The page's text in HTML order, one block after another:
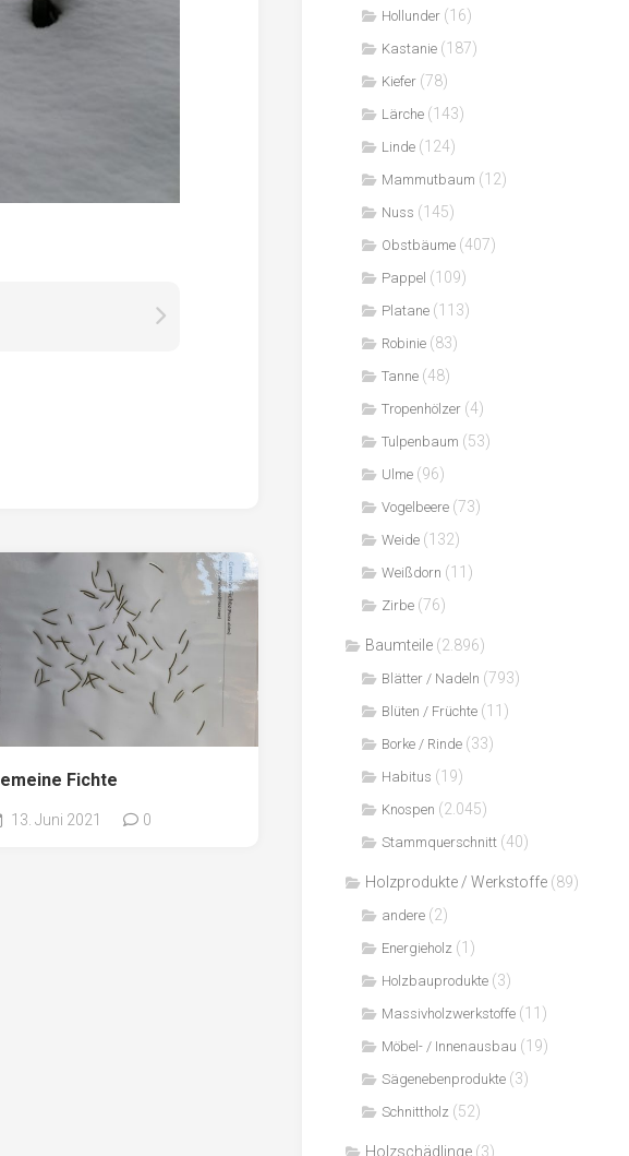
Fichte
13. Juni 2021 0
Hollunder (16)
Kastanie (187)
Kiefer (78)
Lärche (143)
Linde (124)
Mammutbaum (12)
Nuss (145)
Obstbäume (407)
Pappel (109)
Platane (113)
Robinie (83)
Tanne (48)
Tropenhölzer (4)
Tulpenbaum (53)
Ulme (96)
Vogelbeere (73)
Weide (132)
Weißdorn (11)
Zirbe (76)
Baumteile (2.896)
Blätter / Nadeln (793)
Blüten / Früchte (11)
Borke / Rinde (33)
Habitus (19)
Knospen (2.045)
Stammquerschnitt (40)
Holzprodukte / Werkstoffe (89)
andere (2)
Energieholz (1)
Holzbauprodukte (3)
Massivholzwerkstoffe (11)
Möbel- / Innenausbau (19)
Sägenebenprodukte (3)
Schnittholz (52)
Holzschädlinge (3)